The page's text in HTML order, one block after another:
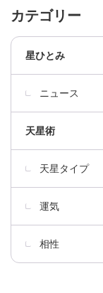
カテゴリー
星ひとみ
ニュース
天星術
天星タイプ
運気
相性